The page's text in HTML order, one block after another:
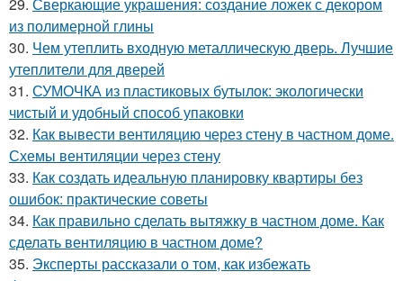
из полимерной глины
30. Чем утеплить входную металлическую дверь. Лучшие
утеплители для дверей
31. СУМОЧКА из пластиковых бутылок: экологически
чистый и удобный способ упаковки
32. Как вывести вентиляцию через стену в частном доме.
Схемы вентиляции через стену
33. Как создать идеальную планировку квартиры без
ошибок: практические советы
34. Как правильно сделать вытяжку в частном доме. Как
сделать вентиляцию в частном доме?
35. Эксперты рассказали о том, как избежать